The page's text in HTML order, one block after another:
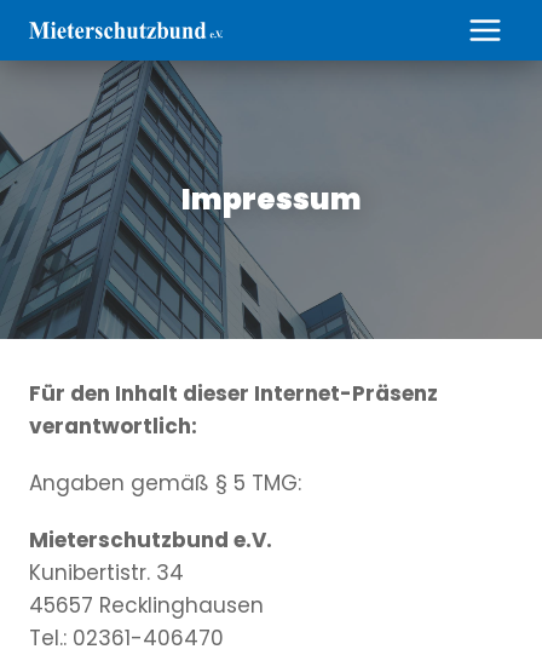
Zum
Inhalt
Impressum
Für den Inhalt dieser Internet-Präsenz
verantwortlich:
Angaben gemäß § 5 TMG:
Mieterschutzbund e.V.
Kunibertistr. 34
45657 Recklinghausen
Tel.: 02361-406470